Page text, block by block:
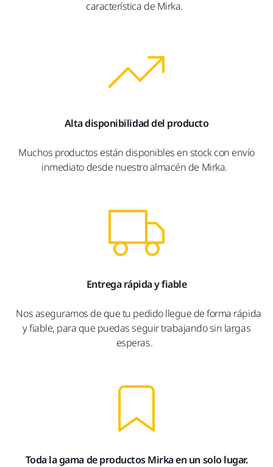
característica de Mirka.
Alta disponibilidad del producto
Muchos productos están disponibles en stock con envío
inmediato desde nuestro almacén de Mirka.
Entrega rápida y fiable
Nos aseguramos de que tu pedido llegue de forma rápida
y fiable, para que puedas seguir trabajando sin largas
esperas.
Toda la gama de productos Mirka en un solo lugar.